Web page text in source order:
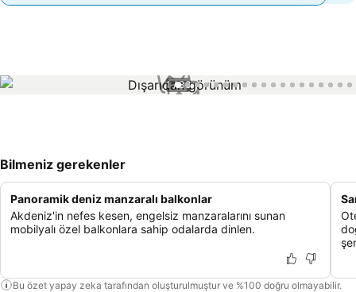
1 / 38
Bilmeniz gerekenler
Panoramik deniz manzaralı balkonlar
Akdeniz'in nefes kesen, engelsiz manzaralarını sunan
mobilyalı özel balkonlara sahip odalarda dinlen.
Bu özet yapay zeka tarafından oluşturulmuştur ve %100 doğru olmayabilir.